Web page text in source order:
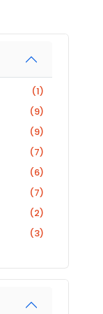
(1)
(9)
(9)
(7)
(6)
(7)
(2)
(3)